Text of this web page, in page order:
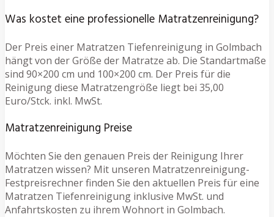
Was kostet eine professionelle Matratzenreinigung?
Der Preis einer Matratzen Tiefenreinigung in Golmbach
hängt von der Größe der Matratze ab. Die Standartmaße
sind 90×200 cm und 100×200 cm. Der Preis für die
Reinigung diese Matratzengröße liegt bei 35,00
Euro/Stck. inkl. MwSt.
Matratzenreinigung Preise
Möchten Sie den genauen Preis der Reinigung Ihrer
Matratzen wissen? Mit unseren Matratzenreinigung-
Festpreisrechner finden Sie den aktuellen Preis für eine
Matratzen Tiefenreinigung inklusive MwSt. und
Anfahrtskosten zu ihrem Wohnort in Golmbach.